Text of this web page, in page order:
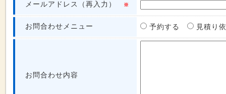
メールアドレス（再入力） ※
お問合わせメニュー 予約する 見積り
お問合わせ内容